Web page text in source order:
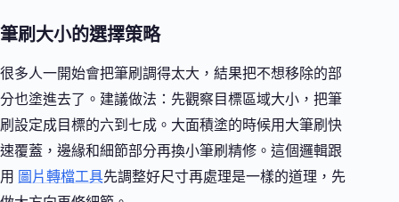
筆刷大小的選擇策略
很多人一開始會把筆刷調得太大，結果把不想移除的部
分也塗進去了。建議做法：先觀察目標區域大小，把筆
刷設定成目標的六到七成。大面積塗的時候用大筆刷快
速覆蓋，邊緣和細節部分再換小筆刷精修。這個邏輯跟
用 圖片轉檔工具先調整好尺寸再處理是一樣的道理，先